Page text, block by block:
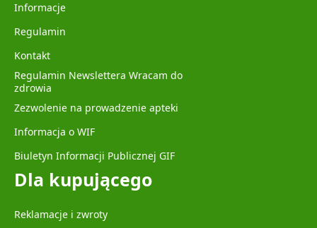
Informacje
Regulamin
Kontakt
Regulamin Newslettera Wracam do
zdrowia
Zezwolenie na prowadzenie apteki
Informacja o WIF
Biuletyn Informacji Publicznej GIF
Dla kupującego
Reklamacje i zwroty